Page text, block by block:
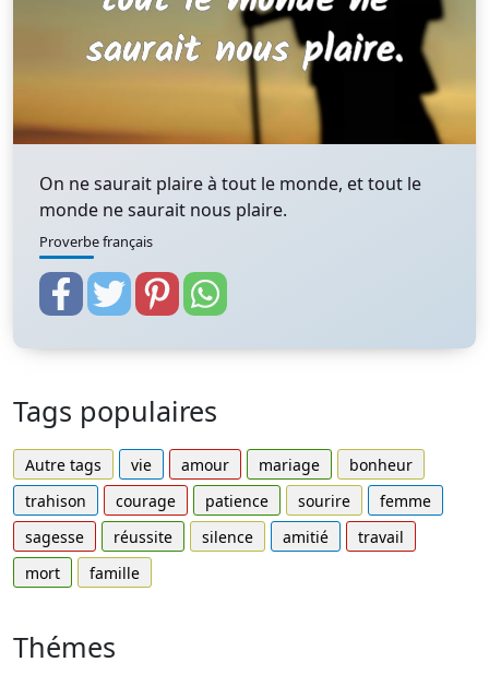
On ne saurait plaire à tout le monde, et tout le
monde ne saurait nous plaire.
Proverbe français
Tags populaires
Autre tags vie amour mariage
bonheur
trahison
courage patience sourire
femme
sagesse
réussite silence amitié
travail
mort
famille
Thémes